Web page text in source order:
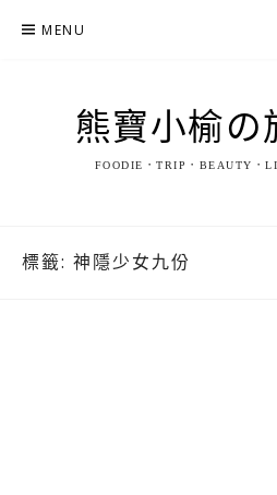
MENU
熊寶小榆の
FOODIE．TRIP．BEAUTY．
標籤: 神隱少女九份